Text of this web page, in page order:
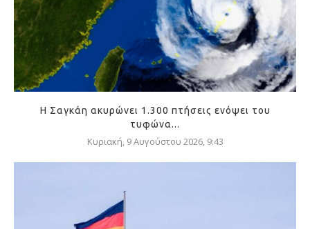
Η Σαγκάη ακυρώνει 1.300 πτήσεις ενόψει του
τυφώνα...
Κυριακή, 9 Αυγούστου 2026, 9:43